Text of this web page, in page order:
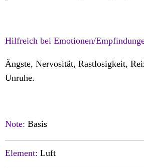
Hilfreich bei Emotionen/
Ängste, Nervosität, Rastlosigkeit,
Unruhe.
Note: Basis
Element: Luft